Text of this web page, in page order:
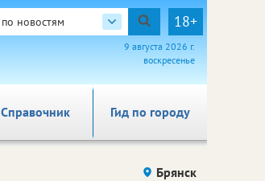
по новостям 18+
9 августа 2026 г.
воскресенье
Справочник Гид по городу
Брянск